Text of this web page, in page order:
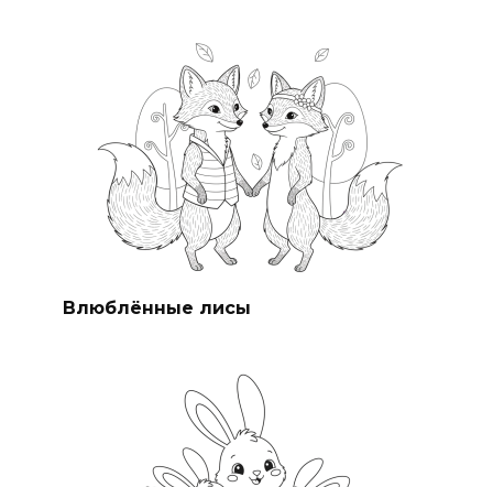
Влюблённые лисы